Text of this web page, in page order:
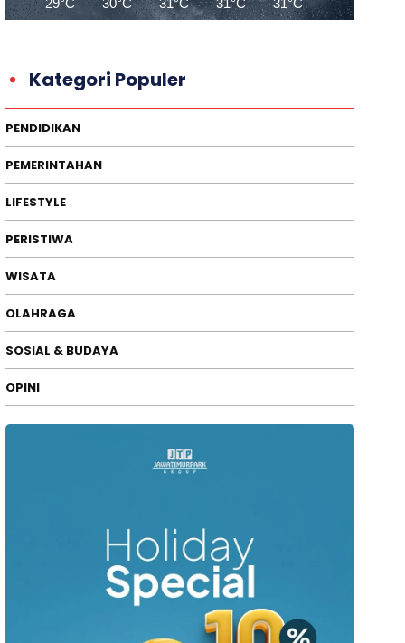
29°C 30°C 31°C 31°C 31°C 32°C
Kategori Populer
PENDIDIKAN
PEMERINTAHAN
LIFESTYLE
PERISTIWA
WISATA
OLAHRAGA
SOSIAL & BUDAYA
OPINI